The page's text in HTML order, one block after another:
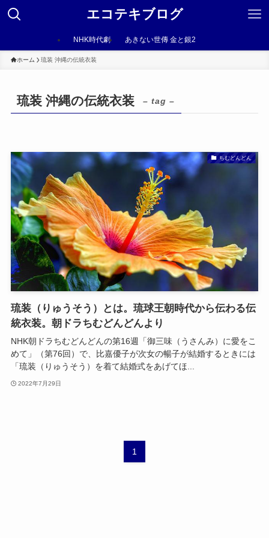
エコテキブログ
NHK時代劇 あきない世傳 金と銀2
ホーム 琉装 沖縄の伝統衣装
琉装 沖縄の伝統衣装 – tag –
ちむどんどん
琉装（りゅうそう）とは。琉球王朝時代から伝わる伝
統衣装。朝ドラちむどんどんより
NHK朝ドラちむどんどんの第16週「御三味（うさんみ）に愛をこ
めて」（第76回）で、比嘉優子が次女の暢子が結婚するときには
「琉装（りゅうそう）を着て結婚式をあげてほ...
2022年7月29日
1